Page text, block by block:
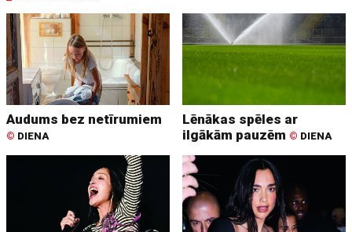
Audums bez netīrumiem
© DIENA
Lēnākas spēles ar
ilgākām pauzēm © DIENA